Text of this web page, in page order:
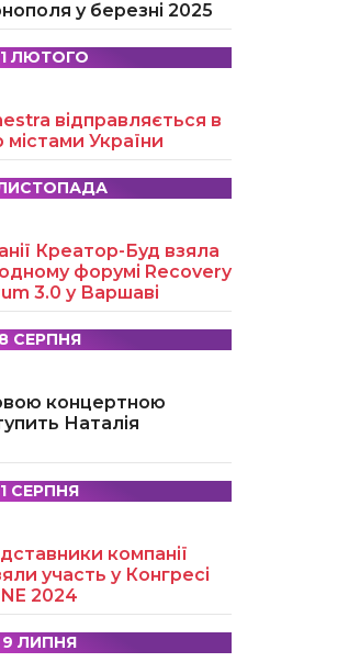
у березні 2025
ЛЮТОГО
відправляється в
України
Креатор-Буд взяла
форумі Recovery
3.0 у Варшаві
8 СЕРПНЯ
концертною
Наталія
1 СЕРПНЯ
компанії
участь у Конгресі
2024
9 ЛИПНЯ